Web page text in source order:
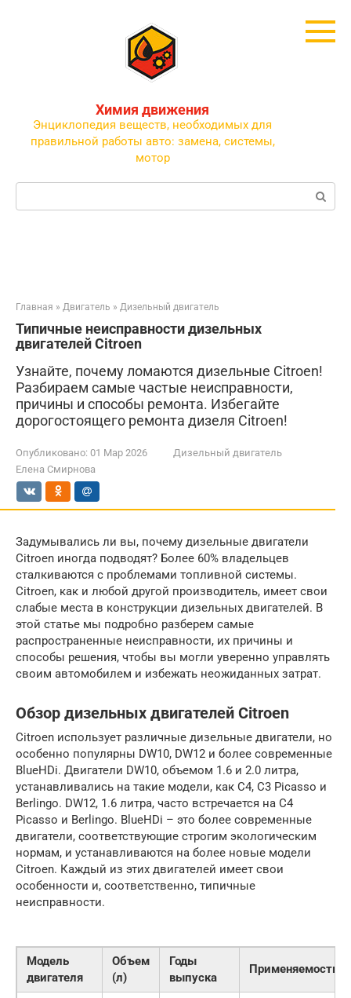
Химия движения
Энциклопедия веществ, необходимых для
правильной работы авто: замена, системы,
мотор
Поиск:
Главная » Двигатель » Дизельный двигатель
Типичные неисправности дизельных
двигателей Citroen
Узнайте, почему ломаются дизельные Citroen!
Разбираем самые частые неисправности,
причины и способы ремонта. Избегайте
дорогостоящего ремонта дизеля Citroen!
Опубликовано: 01 Мар 2026
Дизельный двигатель
Елена Смирнова
Задумывались ли вы, почему дизельные двигатели
Citroen иногда подводят? Более 60% владельцев
сталкиваются с проблемами топливной системы.
Citroen, как и любой другой производитель, имеет свои
слабые места в конструкции дизельных двигателей. В
этой статье мы подробно разберем самые
распространенные неисправности, их причины и
способы решения, чтобы вы могли уверенно управлять
своим автомобилем и избежать неожиданных затрат.
Обзор дизельных двигателей Citroen
Citroen использует различные дизельные двигатели, но
особенно популярны DW10, DW12 и более современные
BlueHDi. Двигатели DW10, объемом 1.6 и 2.0 литра,
устанавливались на такие модели, как C4, C3 Picasso и
Berlingo. DW12, 1.6 литра, часто встречается на C4
Picasso и Berlingo. BlueHDi – это более современные
двигатели, соответствующие строгим экологическим
нормам, и устанавливаются на более новые модели
Citroen. Каждый из этих двигателей имеет свои
особенности и, соответственно, типичные
неисправности.
Модель
двигателя
Объем
(л)
Годы
выпуска
Применяемость